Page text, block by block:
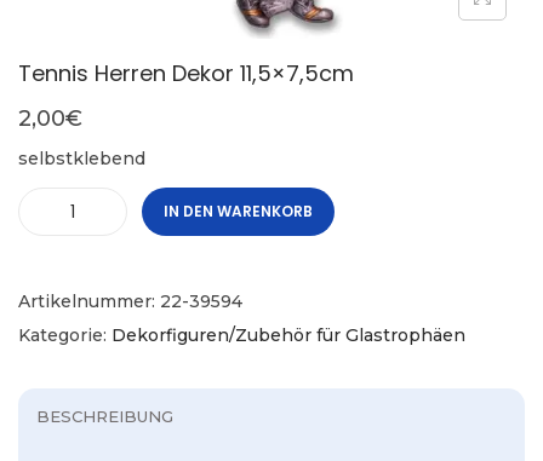
Tennis Herren Dekor 11,5×7,5cm
2,00€
selbstklebend
IN DEN WARENKORB
Artikelnummer: 22-39594
Kategorie: Dekorfiguren/Zubehör für Glastrophäen
BESCHREIBUNG